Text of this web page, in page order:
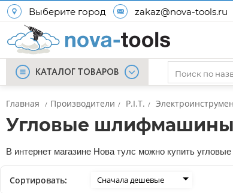
Выберите город zakaz@nova-tools.ru
КАТАЛОГ ТОВАРОВ
Главная / Производители / P.I.T. /
Угловые шлифмашины
В интернет магазине Нова тулс можно купить
Сортировать: Сначала дешевые